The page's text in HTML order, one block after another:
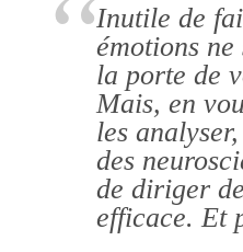
Inutile de
émotions ne
la porte de
Mais, en
les
des
de diriger
efficace. Et